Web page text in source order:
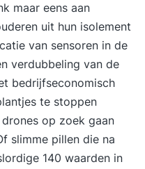
maar eens aan
uit hun isolement
van sensoren in de
verdubbeling van de
bedrijfseconomisch
te stoppen
op zoek gaan
slimme pillen die na
140 waarden in